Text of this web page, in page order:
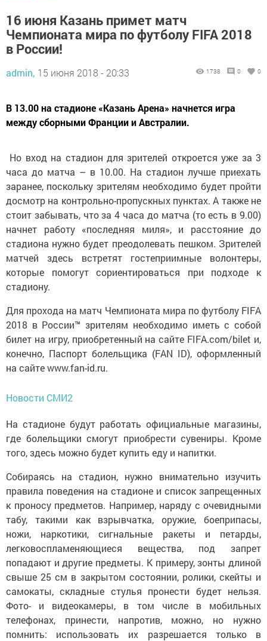
16 июня Казань примет матч
Чемпионата мира по футболу FIFA 2018
в России!
admin, 15 июня 2018 - 20:33 1738 0 0
В 13.00 на стадионе «Казань Арена» начнется игра
между сборными Франции и Австралии.
Но вход на стадион для зрителей откроется уже за 3
часа до матча – в 10.00. На стадион лучше приехать
заранее, поскольку зрителям необходимо будет пройти
досмотр на контрольно-пропускных пунктах. А также не
стоит забывать, что за 4 часа до матча (то есть в 9.00)
начнет работу «последняя миля», и расстояние до
стадиона нужно будет преодолевать пешком. Зрителей
матчей здесь встретят гостеприимные волонтеры,
которые помогут сориентироваться при подходе к
стадиону.
Для прохода на матч Чемпионата мира по футболу FIFA
2018 в России™️ зрителям необходимо иметь с собой
билет на игру, приобретенный на сайте FIFA.com/bilet и,
конечно, Паспорт болельщика (FAN ID), оформленный
на сайте www.fan-id.ru.
Новости СМИ2
На стадионе будут работать официальные магазины,
где болельщики смогут приобрести сувениры. Кроме
того, здесь можно будет купить еду и напитки.
Собираясь на стадион, нужно внимательно изучить
правила поведения на стадионе и список запрещенных
к проносу предметов. Например, наряду с очевидными
табу, такими как взрывчатка, оружие, боеприпасы,
ножи, наркотики, сигнальные ракеты и петарды,
легковоспламеняющиеся вещества, под запрет
попадают и другие предметы. К примеру, зонты длиной
свыше 25 см в закрытом состоянии, ролики, скейты и
самокаты, складные стулья пронести будет нельзя.
Фото- и видеокамеры, в том числе в мобильных
телефонах, принести, напротив, можно, но нужно
помнить: использовать их разрешается только в